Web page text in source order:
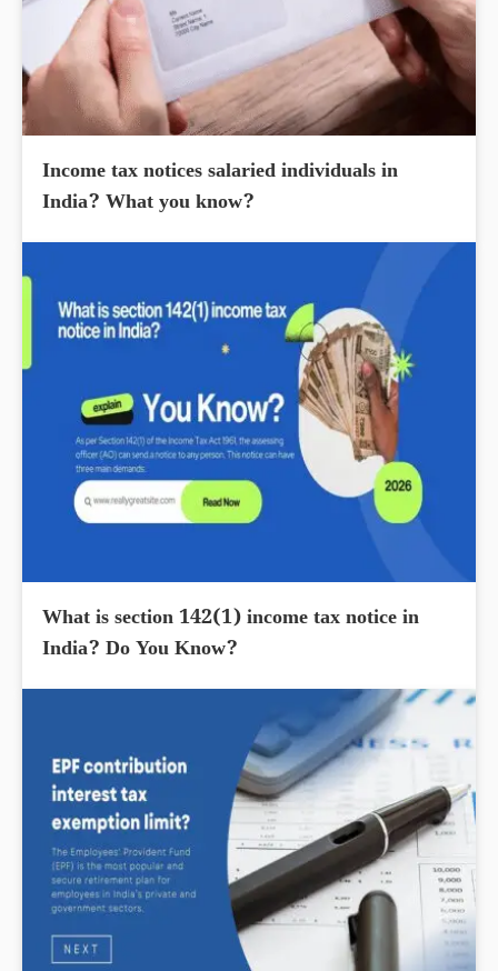
Income tax notices salaried individuals in
India? What you know?
What is section 142(1) income tax notice in
India? Do You Know?